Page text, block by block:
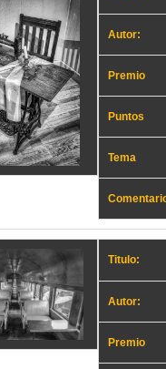
Autor:
Premio
Puntos
Tema
Titulo:
Autor:
Premio